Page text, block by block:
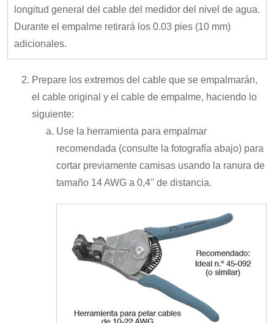
longitud general del cable del medidor del nivel de agua.
Durante el empalme retirará los 0.03 pies (10 mm)
adicionales.
Prepare los extremos del cable que se empalmarán,
el cable original y el cable de empalme, haciendo lo
siguiente:
Use la herramienta para empalmar
recomendada (consulte la fotografía abajo) para
cortar previamente camisas usando la ranura de
tamaño 14 AWG a 0,4" de distancia.